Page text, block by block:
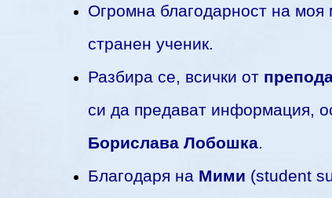
Огромна благодарност на моя
странен ученик.
Разбира се, всички от
си да предават информация,
Борислава Лобошка.
Благодаря на Мими (student